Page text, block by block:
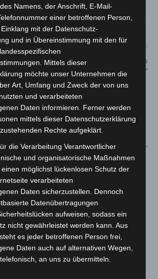
Covid-19
Region
„Wir werden das Virus
gemeinsam besiegen“
Hannover: 21 neue
starten beim Roten
läuft mit Hockeyschläger über
– Polizei sucht Zeugen
Polizei stoppt 166
Namens, der Anschrift, E-Mail-
einer betroffenen Person,
mit der Datenschutz-
und in Übereinstimmung mit den für
Mittels dieser
möchte unser Unternehmen die
Art, Umfang und Zweck der von uns
und verarbeiteten
Daten informieren. Ferner werden
mittels dieser Datenschutzerklärung
Rechte aufgeklärt.
die Verarbeitung Verantwortlicher
und organisatorische Maßnahmen
möglichst lückenlosen Schutz der
verarbeiteten
Daten sicherzustellen. Dennoch
Datenübertragungen
aufweisen, sodass ein
nicht gewährleistet werden kann. Aus
es jeder betroffenen Person frei,
Daten auch auf alternativen Wegen,
an uns zu übermitteln.